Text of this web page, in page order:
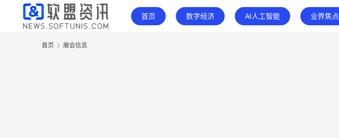
首页 数字经济 AI人工智能 业界焦点
首页 展会信息